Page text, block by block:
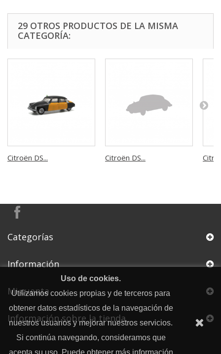
29 OTROS PRODUCTOS DE LA MISMA
CATEGORÍA:
Citroën DS... Citroën DS...
Categorías
Información
Mi cuenta
Información sobre la tienda
Uso de cookies.
Utilizamos cookies propias y de terceros para
obtener datos estadísticos de la navegación de
nuestros usuarios y mejorar nuestros servicios.
Si continúa navegando, consideramos que
acepta su uso. Puede obtener más información